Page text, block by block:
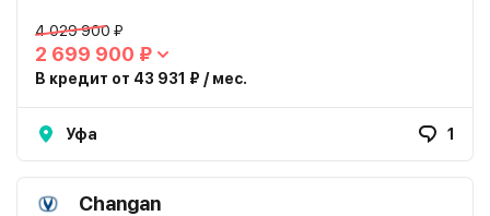
4 029 900 ₽
2 699 900 ₽
В кредит от 43 931 ₽ / мес.
Уфа 1
Changan